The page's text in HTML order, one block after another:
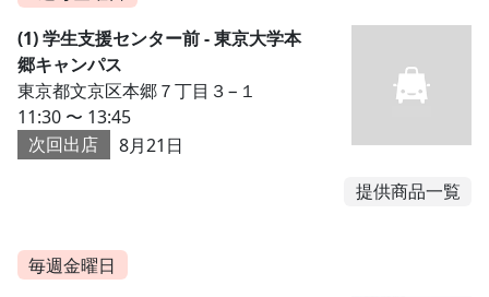
(1) 学生支援センター前 - 東京大学本
郷キャンパス
東京都文京区本郷７丁目３−１
11:30 〜 13:45
次回出店
8月21日
提供商品一覧
毎週金曜日